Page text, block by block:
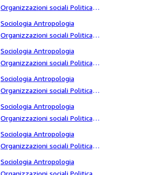
Organizzazioni sociali Politica
Massoneria Sette Arci
Sociologia Antropologia
Organizzazioni sociali Politica
Massoneria Sette argentina
Sociologia Antropologia
Organizzazioni sociali Politica
Massoneria Sette arnould
Sociologia Antropologia
Organizzazioni sociali Politica
Massoneria Sette arsenio
Sociologia Antropologia
Organizzazioni sociali Politica
Massoneria Sette assassini
Sociologia Antropologia
Organizzazioni sociali Politica
Massoneria Sette assemblea
Sociologia Antropologia
Organizzazioni sociali Politica